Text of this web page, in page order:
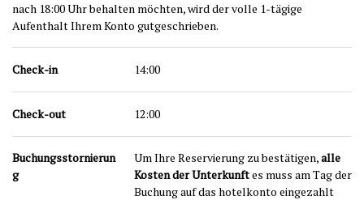
nach 18:00 Uhr behalten möchten, wird der volle 1-tägige
Aufenthalt Ihrem Konto gutgeschrieben.
Check-in 14:00
Check-out 12:00
Buchungsstornierun
g
Um Ihre Reservierung zu bestätigen,alle
Kosten der Unterkunftes muss am Tag der
Buchung auf das hotelkonto eingezahlt